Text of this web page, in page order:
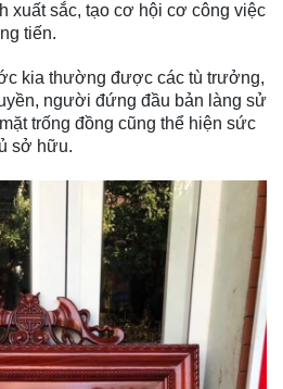
xuất sắc, tạo cơ hội cơ công việc
tiến.
kia thường được các tù trưởng,
người đứng đầu bản làng sử
trống đồng cũng thể hiện sức
sở hữu.